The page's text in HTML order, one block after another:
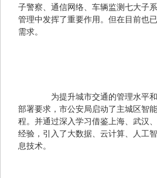
子警察、通信网络、车辆监测七大子
管理中发挥了重要作用。但在目前也
需求。
为提升城市交通的管理水平和
部署要求，市公安局启动了主城区智
程。并通过深入学习借鉴上海、武汉
经验，引入了大数据、云计算、人工
息技术。